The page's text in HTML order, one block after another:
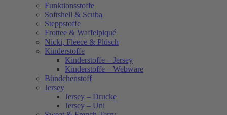
Funktionsstoffe
Softshell & Scuba
Steppstoffe
Frottee & Waffelpiqué
Nicki, Fleece & Plüsch
Kinderstoffe
Kinderstoffe – Jersey
Kinderstoffe – Webware
Bündchenstoff
Jersey
Jersey – Drucke
Jersey – Uni